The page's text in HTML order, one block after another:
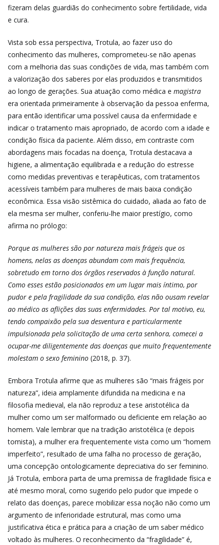
fizeram delas guardiãs do conhecimento sobre fertilidade, vida
e cura.
Vista sob essa perspectiva, Trotula, ao fazer uso do
conhecimento das mulheres, comprometeu-se não apenas
com a melhoria das suas condições de vida, mas também com
a valorização dos saberes por elas produzidos e transmitidos
ao longo de gerações. Sua atuação como médica e magistra
era orientada primeiramente à observação da pessoa enferma,
para então identificar uma possível causa da enfermidade e
indicar o tratamento mais apropriado, de acordo com a idade e
condição física da paciente. Além disso, em contraste com
abordagens mais focadas na doença, Trotula destacava a
higiene, a alimentação equilibrada e a redução do estresse
como medidas preventivas e terapêuticas, com tratamentos
acessíveis também para mulheres de mais baixa condição
econômica. Essa visão sistêmica do cuidado, aliada ao fato de
ela mesma ser mulher, conferiu-lhe maior prestígio, como
afirma no prólogo:
Porque as mulheres são por natureza mais frágeis que os
homens, nelas as doenças abundam com mais frequência,
sobretudo em torno dos órgãos reservados à função natural.
Como esses estão posicionados em um lugar mais íntimo, por
pudor e pela fragilidade da sua condição, elas não ousam revelar
ao médico as aflições das suas enfermidades. Por tal motivo, eu,
tendo compaixão pela sua desventura e particularmente
impulsionada pela solicitação de uma certa senhora, comecei a
ocupar-me diligentemente das doenças que muito frequentemente
molestam o sexo feminino (2018, p. 37).
Embora Trotula afirme que as mulheres são “mais frágeis por
natureza”, ideia amplamente difundida na medicina e na
filosofia medieval, ela não reproduz a tese aristotélica da
mulher como um ser malformado ou deficiente em relação ao
homem. Vale lembrar que na tradição aristotélica (e depois
tomista), a mulher era frequentemente vista como um “homem
imperfeito”, resultado de uma falha no processo de geração,
uma concepção ontologicamente depreciativa do ser feminino.
Já Trotula, embora parta de uma premissa de fragilidade física e
até mesmo moral, como sugerido pelo pudor que impede o
relato das doenças, parece mobilizar essa noção não como um
argumento de inferioridade estrutural, mas como uma
justificativa ética e prática para a criação de um saber médico
voltado às mulheres. O reconhecimento da “fragilidade” é,